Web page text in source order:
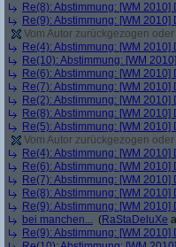
Re(8): Abstimmung: [WM
Re(9): Abstimmung: [WM
Vom Autor zurückgezogen
Re(4): Abstimmung: [WM
Re(10): Abstimmung: [WM
Re(6): Abstimmung: [WM
Re(7): Abstimmung: [WM
Re(2): Abstimmung: [WM
Re(8): Abstimmung: [WM
Re(5): Abstimmung: [WM
Vom Autor zurückgezogen
Re(4): Abstimmung: [WM
Re(6): Abstimmung: [WM
Re(7): Abstimmung: [WM
Re(8): Abstimmung: [WM
Re(9): Abstimmung: [WM
bei manchen... (RaStaDeluXe
Re(9): Abstimmung: [WM